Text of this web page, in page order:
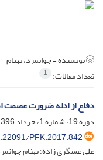
نویسنده =جوانمرد، بهنام
تعداد مقالات: 1
دفاع از ادله ضرورت عصمت
دوره 19، شماره 1، خرداد 1396، صفحه
PFK.2017.842
علی عسگری زاده؛ بهنام